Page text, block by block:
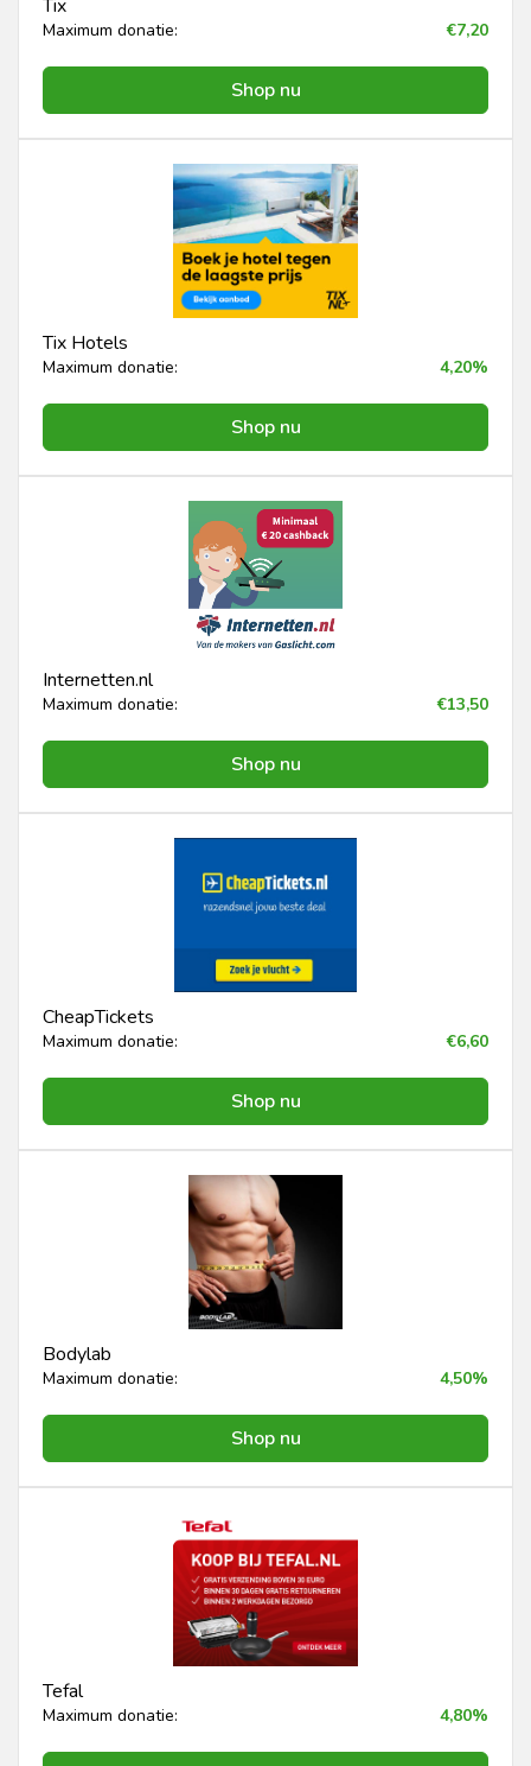
Tix
Maximum donatie: €7,20
Shop nu
Tix Hotels
Maximum donatie: 4,20%
Shop nu
Internetten.nl
Maximum donatie: €13,50
Shop nu
CheapTickets
Maximum donatie: €6,60
Shop nu
Bodylab
Maximum donatie: 4,50%
Shop nu
Tefal
Maximum donatie: 4,80%